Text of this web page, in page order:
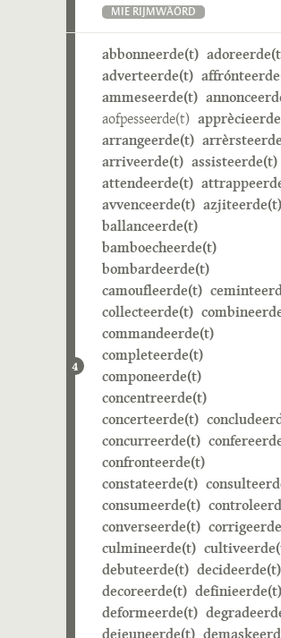
MIE RIJMWÄÖRD
4
abbonneerde(t)
adverteerde(t)
ammeseerde(t)
aofpesseerde(t)
arrangeerde(t)
arriveerde(t) assisteerde(t)
attendeerde(t)
avvenceerde(t) azjiteerde(t)
ballanceerde(t)
bamboecheerde(t)
bombardeerde(t)
camoufleerde(t)
collecteerde(t)
commandeerde(t)
completeerde(t)
componeerde(t)
concentreerde(t)
concerteerde(t)
concurreerde(t)
confronteerde(t)
constateerde(t)
consumeerde(t)
converseerde(t)
culmineerde(t)
debuteerde(t) decideerde(t)
decoreerde(t) definieerde(t)
deformeerde(t)